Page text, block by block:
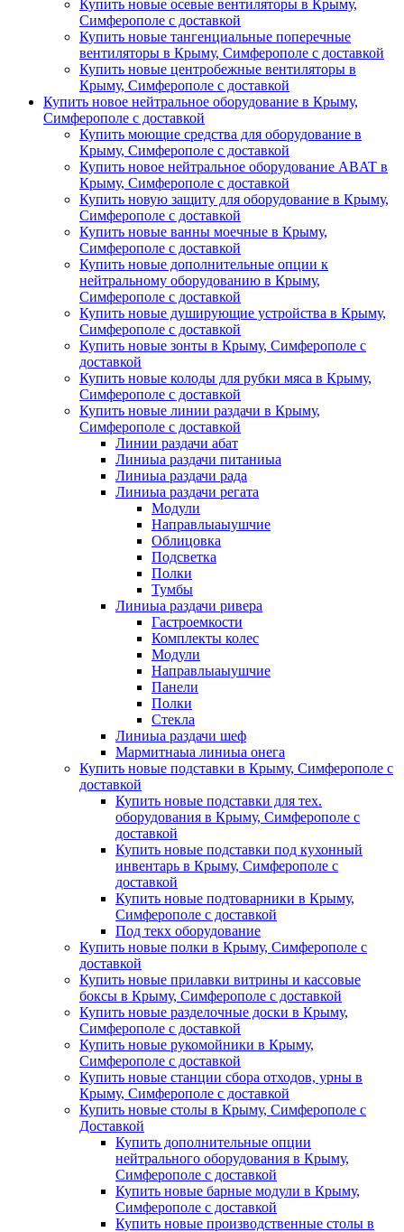
Купить новые осевые вентиляторы в Крыму,
Симферополе с доставкой
Купить новые тангенциальные поперечные
вентиляторы в Крыму, Симферополе с доставкой
Купить новые центробежные вентиляторы в
Крыму, Симферополе с доставкой
Купить новое нейтральное оборудование в Крыму,
Симферополе с доставкой
Купить моющие средства для оборудование в
Крыму, Симферополе с доставкой
Купить новое нейтральное оборудование ABAT в
Крыму, Симферополе с доставкой
Купить новую защиту для оборудование в Крыму,
Симферополе с доставкой
Купить новые ванны моечные в Крыму,
Симферополе с доставкой
Купить новые дополнительные опции к
нейтральному оборудованию в Крыму,
Симферополе с доставкой
Купить новые душирующие устройства в Крыму,
Симферополе с доставкой
Купить новые зонты в Крыму, Симферополе с
доставкой
Купить новые колоды для рубки мяса в Крыму,
Симферополе с доставкой
Купить новые линии раздачи в Крыму,
Симферополе с доставкой
Линии раздачи абат
Линиыа раздачи питаниыа
Линиыа раздачи рада
Линиыа раздачи регата
Модули
Направлыаыушчие
Облицовка
Подсветка
Полки
Тумбы
Линиыа раздачи ривера
Гастроемкости
Комплекты колес
Модули
Направлыаыушчие
Панели
Полки
Стекла
Линиыа раздачи шеф
Мармитнаыа линиыа онега
Купить новые подставки в Крыму, Симферополе с
доставкой
Купить новые подставки для тех.
оборудования в Крыму, Симферополе с
доставкой
Купить новые подставки под кухонный
инвентарь в Крыму, Симферополе с
доставкой
Купить новые подтоварники в Крыму,
Симферополе с доставкой
Под текх оборудование
Купить новые полки в Крыму, Симферополе с
доставкой
Купить новые прилавки витрины и кассовые
боксы в Крыму, Симферополе с доставкой
Купить новые разделочные доски в Крыму,
Симферополе с доставкой
Купить новые рукомойники в Крыму,
Симферополе с доставкой
Купить новые станции сбора отходов, урны в
Крыму, Симферополе с доставкой
Купить новые столы в Крыму, Симферополе с
Доставкой
Купить дополнительные опции
нейтрального оборудования в Крыму,
Симферополе с доставкой
Купить новые барные модули в Крыму,
Симферополе с доставкой
Купить новые производственные столы в